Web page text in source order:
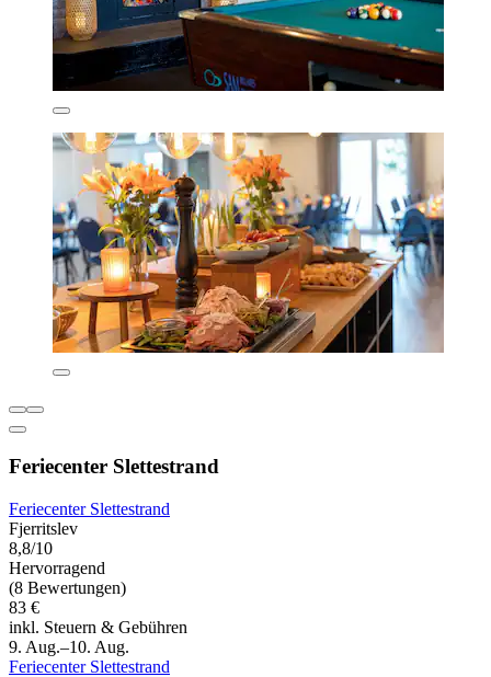
Feriecenter Slettestrand
Feriecenter Slettestrand
Fjerritslev
8,8/10
Hervorragend
(8 Bewertungen)
83 €
inkl. Steuern & Gebühren
9. Aug.–10. Aug.
Feriecenter Slettestrand